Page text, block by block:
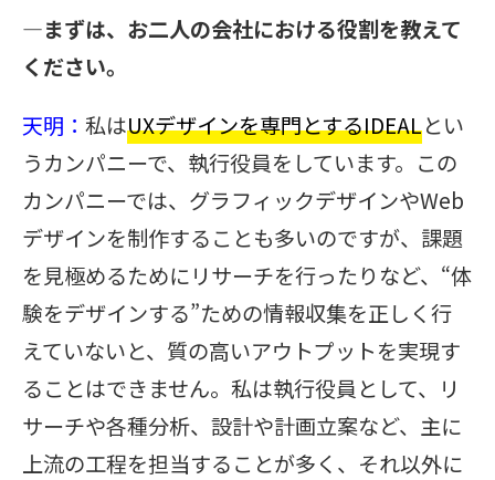
―まずは、お二人の会社における役割を教えて
ください。
天明：私はUXデザインを専門とするIDEALとい
うカンパニーで、執行役員をしています。この
カンパニーでは、グラフィックデザインやWeb
デザインを制作することも多いのですが、課題
を見極めるためにリサーチを行ったりなど、“体
験をデザインする”ための情報収集を正しく行
えていないと、質の高いアウトプットを実現す
ることはできません。私は執行役員として、リ
サーチや各種分析、設計や計画立案など、主に
上流の工程を担当することが多く、それ以外に